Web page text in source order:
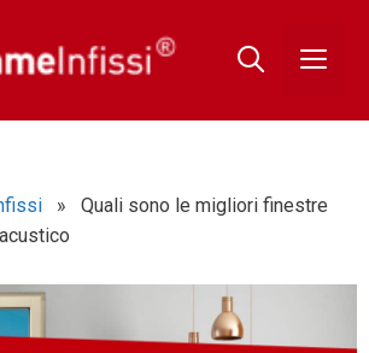
» Quali sono le migliori finestre